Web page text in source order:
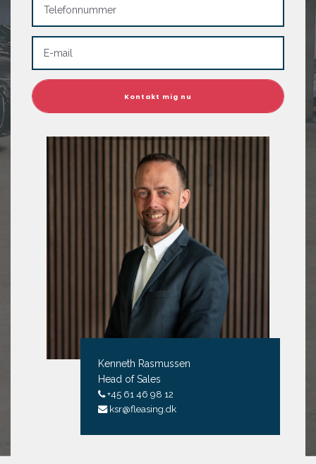
Kenneth Rasmussen
Head of Sales
+45 61 46 98 12
ksr@fleasing.dk